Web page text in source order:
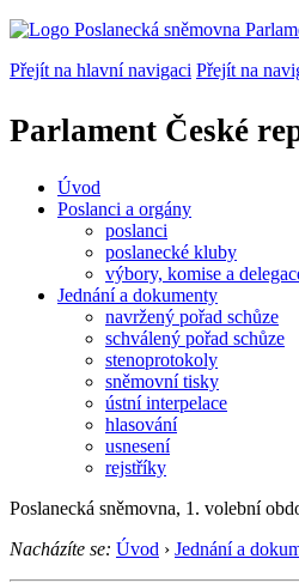
Přejít na hlavní navigaci Přejít na
Parlament České
Úvod
Poslanci a orgány
poslanci
poslanecké kluby
výbory, komise a
Jednání a dokumenty
navržený pořad schůze
schválený pořad schůze
stenoprotokoly
sněmovní tisky
ústní interpelace
hlasování
usnesení
rejstříky
Poslanecká sněmovna, 1. volební
Nacházíte se: Úvod › Jednání a